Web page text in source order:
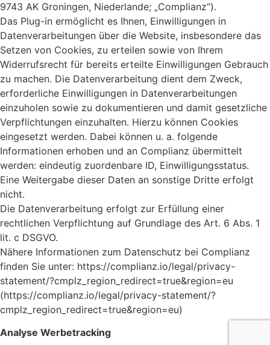
9743 AK Groningen, Niederlande; „Complianz“).
Das Plug-in ermöglicht es Ihnen, Einwilligungen in
Datenverarbeitungen über die Website, insbesondere das
Setzen von Cookies, zu erteilen sowie von Ihrem
Widerrufsrecht für bereits erteilte Einwilligungen Gebrauch
zu machen. Die Datenverarbeitung dient dem Zweck,
erforderliche Einwilligungen in Datenverarbeitungen
einzuholen sowie zu dokumentieren und damit gesetzliche
Verpflichtungen einzuhalten. Hierzu können Cookies
eingesetzt werden. Dabei können u. a. folgende
Informationen erhoben und an Complianz übermittelt
werden: eindeutig zuordenbare ID, Einwilligungsstatus.
Eine Weitergabe dieser Daten an sonstige Dritte erfolgt
nicht.
Die Datenverarbeitung erfolgt zur Erfüllung einer
rechtlichen Verpflichtung auf Grundlage des Art. 6 Abs. 1
lit. c DSGVO.
Nähere Informationen zum Datenschutz bei Complianz
finden Sie unter: https://complianz.io/legal/privacy-
statement/?cmplz_region_redirect=true&region=eu
(https://complianz.io/legal/privacy-statement/?
cmplz_region_redirect=true&region=eu)
Analyse Werbetracking